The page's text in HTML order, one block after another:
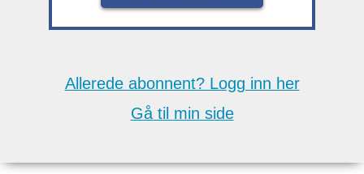
Allerede abonnent? Logg inn her
Gå til min side